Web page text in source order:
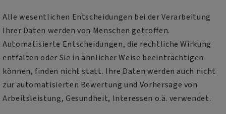
Alle wesentlichen Entscheidungen bei der Verarbeitung
Ihrer Daten werden von Menschen getroffen.
Automatisierte Entscheidungen, die rechtliche Wirkung
entfalten oder Sie in ähnlicher Weise beeinträchtigen
können, finden nicht statt. Ihre Daten werden auch nicht
zur automatisierten Bewertung und Vorhersage von
Arbeitsleistung, Gesundheit, Interessen o.ä. verwendet.